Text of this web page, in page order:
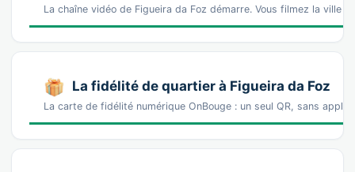
La chaîne vidéo de Figueira da Foz démarre. Vous filmez la ville
La fidélité de quartier à Figueira da Foz
La carte de fidélité numérique OnBouge : un seul QR, sans appli